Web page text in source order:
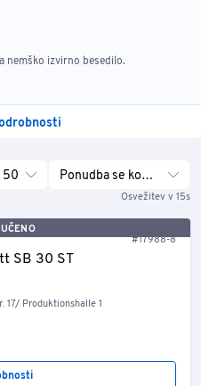
nemško izvirno besedilo.
Osvežitev v 15s
50 Ponudba se konča
#17988-8
SB 30 ST
17/ Produktionshalle 1